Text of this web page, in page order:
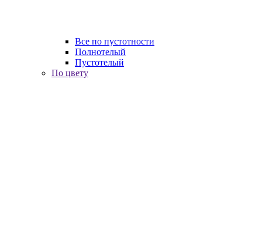
Все по пустотности
Полнотелый
Пустотелый
По цвету